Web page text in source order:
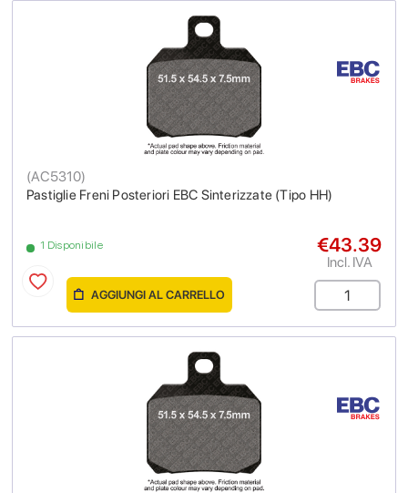
Pastiglie Freni Posteriori EBC Sinterizzate (Tipo HH)
(AC5310)
1 Disponibile €43.39
Incl. IVA
AGGIUNGI AL CARRELLO